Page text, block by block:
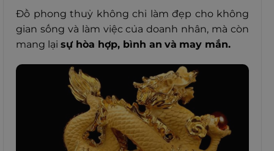
Đồ phong thuỷ không chỉ làm đẹp cho không
gian sống và làm việc của doanh nhân, mà còn
mang lại sự hòa hợp, bình an và may mắn.